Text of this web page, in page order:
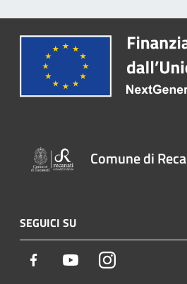
Comune di
SEGUICI SU
Facebook YoutubeInstagram